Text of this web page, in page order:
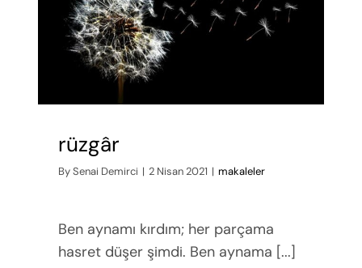
rüzgâr
BySenai Demirci | 2 Nisan 2021 | makaleler
Ben aynamı kırdım; her parçama
hasret düşer şimdi. Ben aynama [...]